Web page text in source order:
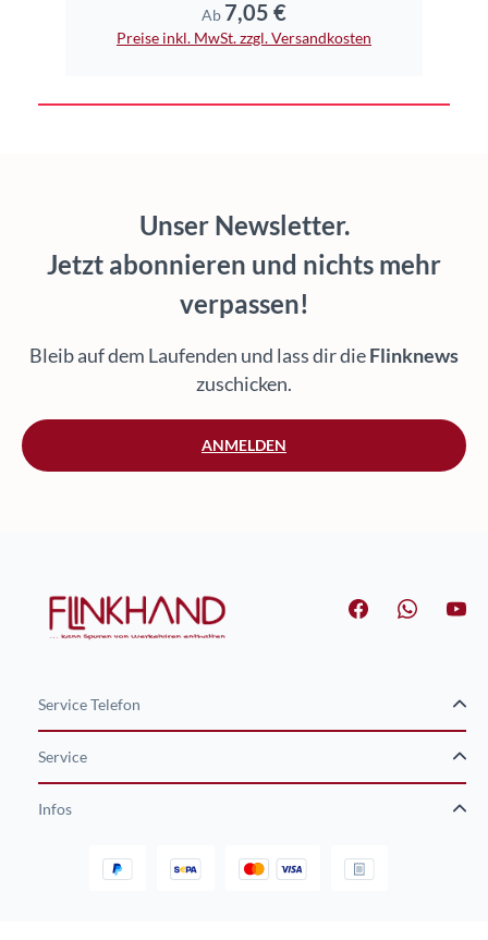
Regulärer Preis:
Ab 7,05 €
Preise inkl. MwSt. zzgl. Versandkosten
Unser Newsletter.
Jetzt abonnieren und nichts mehr
verpassen!
Bleib auf dem Laufenden und lass dir dieFlinknews
zuschicken.
ANMELDEN
Service Telefon
Service
Infos